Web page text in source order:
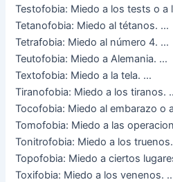
Testofobia: Miedo a los tests o a
Tetanofobia: Miedo al tétanos. …
Tetrafobia: Miedo al número 4. …
Teutofobia: Miedo a Alemania. …
Textofobia: Miedo a la tela. …
Tiranofobia: Miedo a los tiranos.
Tocofobia: Miedo al embarazo o
Tomofobia: Miedo a las
Tonitrofobia: Miedo a los
Topofobia: Miedo a ciertos
Toxifobia: Miedo a los venenos.